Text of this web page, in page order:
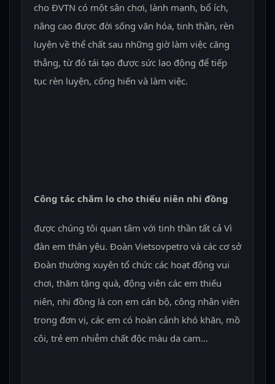
cho ĐVTN có một sân chơi, lành mạnh, bổ ích,
nâng cao được đời sống văn hóa, tinh thần, rèn
luyện về thể chất sau những giờ làm việc căng
thẳng, từ đó tái tạo được sức lao động để tiếp
tục rèn luyện, cống hiến và làm việc.
Công tác chăm lo cho thiếu niên nhi đồng
được chúng tôi quan tâm với tinh thần tất cả Vì
đàn em thân yêu. Đoàn Vietsovpetro và các cơ sở
Đoàn thường xuyên tổ chức các hoạt động vui
chơi, thăm tặng quà, động viên các em thiếu
niên, nhi đồng là con em cán bộ, công nhân viên
trong đơn vị, các em có hoàn cảnh khó khăn, mồ
côi, trẻ em nhiễm chất độc màu da cam…